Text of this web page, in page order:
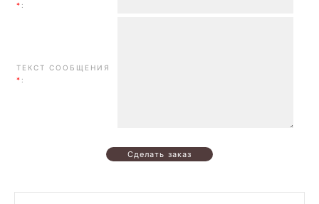
* :
ТЕКСТ СООБЩЕНИЯ
* :